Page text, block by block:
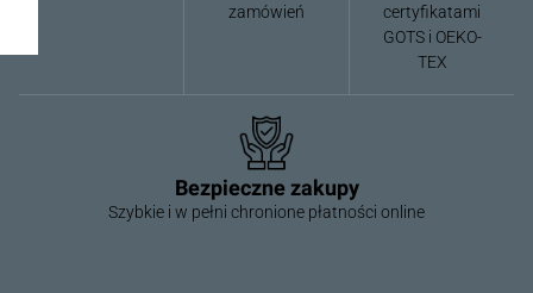
zamówień
certyfikatami
GOTS i OEKO-
TEX
Bezpieczne zakupy
Szybkie i w pełni chronione płatności online